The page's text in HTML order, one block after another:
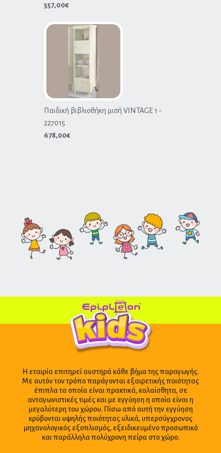
557,00€
Παιδική βιβλιοθήκη μισή VINTAGE 1 -
227015
678,00€
Η εταιρία επιτηρεί αυστηρά κάθε βήμα της παραγωγής.
Με αυτόν τον τρόπο παράγονται εξαιρετικής ποιότητας
έπιπλα τα οποία είναι πρακτικά, καλαίσθητα, σε
ανταγωνιστικές τιμές και με εγγύηση η οποία είναι η
μεγαλύτερη του χώρου. Πίσω από αυτή την εγγύηση
κρύβονται υψηλής ποιότητας υλικά, υπερσύγχρονος
μηχανολογικός εξοπλισμός, εξειδικευμένο προσωπικό
και παράλληλα πολύχρονη πείρα στο χώρο.